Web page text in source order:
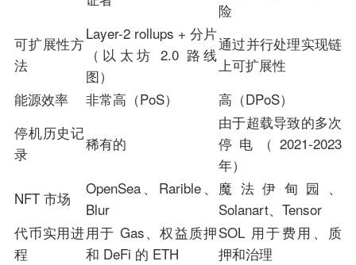
险
可扩展性方
法
Layer-2 rollups + 分片
（以太坊 2.0 路线
图）
通过并行处理实现链
上可扩展性
能源效率
非常高（PoS）
高（DPoS）
停机历史记
录
稀有的
由于超载导致的多次
停电（2021-2023
年）
NFT 市场
OpenSea、Rarible、
Blur
魔法伊甸园、
Solanart、Tensor
代币实用进
程
用于 Gas、权益质押
和 DeFi 的 ETH
SOL 用于费用、质
押和治理